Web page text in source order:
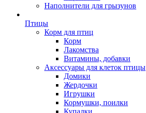
Наполнители для грызунов
Птицы
Корм для птиц
Корм
Лакомства
Витамины, добавки
Аксессуары для клеток птицы
Домики
Жердочки
Игрушки
Кормушки, поилки
Купалки